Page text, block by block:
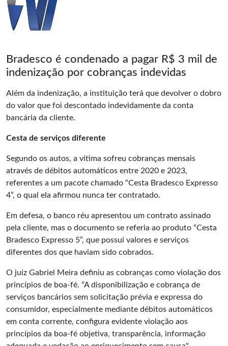
Bradesco é condenado a pagar R$ 3 mil de
indenização por cobranças indevidas
Além da indenização, a instituição terá que devolver o dobro
do valor que foi descontado indevidamente da conta
bancária da cliente.
Cesta de serviços diferente
Segundo os autos, a vítima sofreu cobranças mensais
através de débitos automáticos entre 2020 e 2023,
referentes a um pacote chamado “Cesta Bradesco Expresso
4”, o qual ela afirmou nunca ter contratado.
Em defesa, o banco réu apresentou um contrato assinado
pela cliente, mas o documento se referia ao produto “Cesta
Bradesco Expresso 5”, que possui valores e serviços
diferentes dos que haviam sido cobrados.
O juiz Gabriel Meira definiu as cobranças como violação dos
princípios de boa-fé. “A disponibilização e cobrança de
serviços bancários sem solicitação prévia e expressa do
consumidor, especialmente mediante débitos automáticos
em conta corrente, configura evidente violação aos
princípios da boa-fé objetiva, transparência, informação